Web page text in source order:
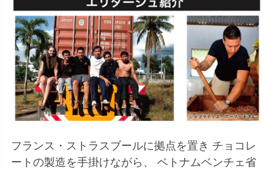
フランス・ストラスブールに拠点を置き チョコレ
ートの製造を手掛けながら、 ベトナムベンチェ省